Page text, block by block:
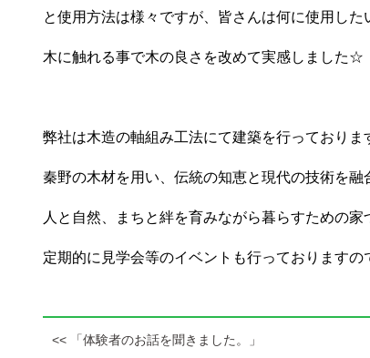
と使用方法は様々ですが、皆さんは何に使用した
木に触れる事で木の良さを改めて実感しました☆
弊社は木造の軸組み工法にて建築を行っておりま
秦野の木材を用い、伝統の知恵と現代の技術を融
人と自然、まちと絆を育みながら暮らすための家
定期的に見学会等のイベントも行っております
<< 「体験者のお話を聞きました。」